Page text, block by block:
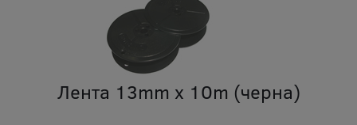
Лента 13mm x 10m (черна)